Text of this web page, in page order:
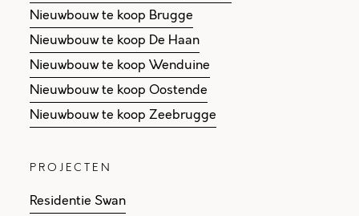
Nieuwbouw te koop Brugge
Nieuwbouw te koop De Haan
Nieuwbouw te koop Wenduine
Nieuwbouw te koop Oostende
Nieuwbouw te koop Zeebrugge
PROJECTEN
Residentie Swan